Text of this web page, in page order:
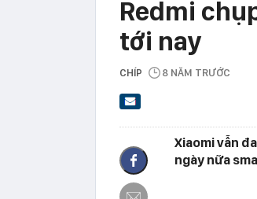
Redmi
tới nay
CHÍP 8 NĂM TRƯỚC
Xiaomi vẫn
ngày nữa